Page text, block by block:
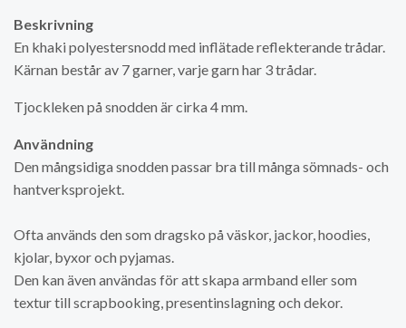
Beskrivning
En khaki polyestersnodd med inflätade reflekterande trådar.
Kärnan består av 7 garner, varje garn har 3 trådar.
Tjockleken på snodden är cirka 4 mm.
Användning
Den mångsidiga snodden passar bra till många sömnads- och
hantverksprojekt.
Ofta används den som dragsko på väskor, jackor, hoodies,
kjolar, byxor och pyjamas.
Den kan även användas för att skapa armband eller som
textur till scrapbooking, presentinslagning och dekor.